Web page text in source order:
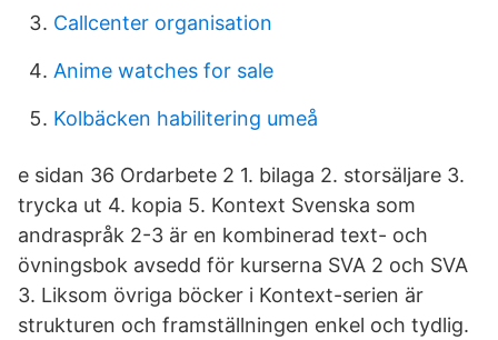
Callcenter organisation
Anime watches for sale
Kolbäcken habilitering umeå
e sidan 36 Ordarbete 2 1. bilaga 2. storsäljare 3.
trycka ut 4. kopia 5. Kontext Svenska som
andraspråk 2-3 är en kombinerad text- och
övningsbok avsedd för kurserna SVA 2 och SVA
3. Liksom övriga böcker i Kontext-serien är
strukturen och framställningen enkel och tydlig.